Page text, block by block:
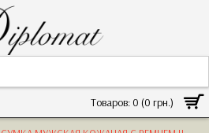
Товаров: 0 (0 грн.)